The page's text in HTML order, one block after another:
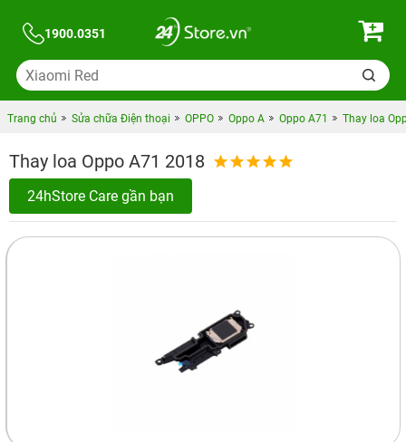
1900.0351
Trang chủ Sửa chữa Điện thoại OPPO Oppo A Oppo A71 Thay loa
Thay loa Oppo A71 2018
24hStore Care gần bạn